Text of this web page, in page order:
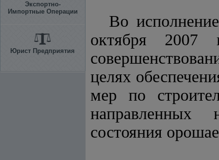
Экспортно-
Импортные Операции
Юрист Предприятия
Во
октября
целях
мер по
направленных
состояния